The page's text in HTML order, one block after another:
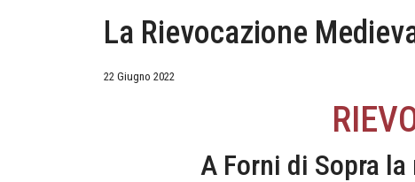
La Rievocazione
22 Giugno 2022
A Forni di Sopra